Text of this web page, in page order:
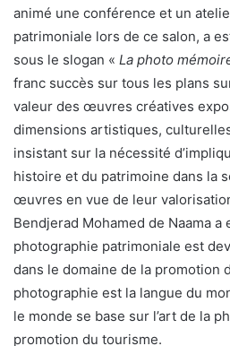
animé une conférence et un
patrimoniale lors de ce salon, a
sous le slogan « La photo
franc succès sur tous les plans
valeur des œuvres créatives
dimensions artistiques,
insistant sur la nécessité
histoire et du patrimoine dans la
œuvres en vue de leur
Bendjerad Mohamed de Naama a
photographie patrimoniale est
dans le domaine de la promotion
photographie est la langue du
le monde se base sur l’art de la
promotion du tourisme.